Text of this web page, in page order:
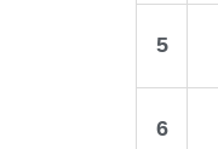
5
6